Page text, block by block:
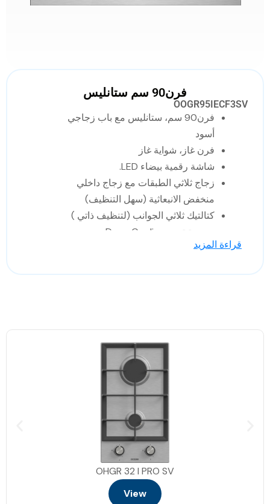
فرن90 سم ستانليس
OOGR95IECF3SV
فرن90 سم، ستانليس مع باب زجاجي
أسود
فرن غاز، شواية غاز
شاشة رقمية بيضاء LED.
زجاج ثلاثي الطبقات مع زجاج داخلي
منخفض الانبعاثية (سهل التنظيف)
كتالتيك ثلاثي الجوانب (لتنظيف ذاتي )
مروحة تبريد Deep Cooling
لون المنتج: ستانليس
4 وظائف طهي (إزالة الجليد بالمروحة،
شواية دوارة، مروحة + شواية دوارة)
صينية فرن قياسية واحدة
شبكة سلك أساسية واحدة
صينية مقلاة هوائية واحدة
مجموعة شواية دوارة واحدة
قراءة المزيد
OHGR 32 I PRO SV
View